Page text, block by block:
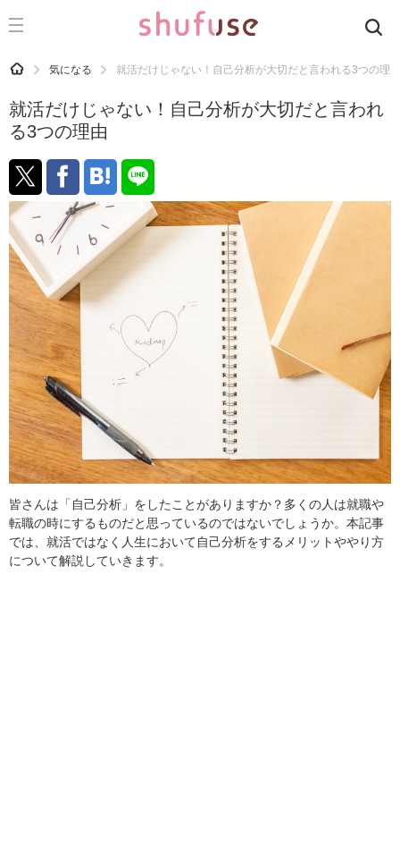
CATEGORY 記事カテゴリ
運気
洗濯
生活の知恵
お金
掃除
マナー
趣味
食材辞典
おすすめ
HOME 気になる 就活だけじゃない！自己分析が大切だと言われる3つの理由
就活だけじゃない！自己分析が大切だと言われ
る3つの理由
皆さんは「自己分析」をしたことがありますか？多くの人は就職や
転職の時にするものだと思っているのではないでしょうか。本記事
では、就活ではなく人生において自己分析をするメリットややり方
について解説していきます。